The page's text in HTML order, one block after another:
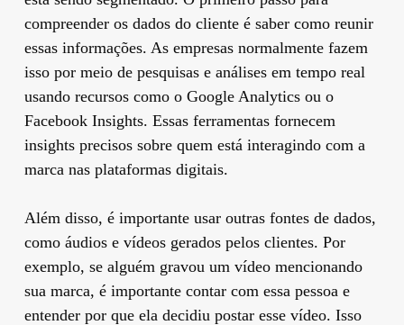
compreender os dados do cliente é saber como reunir
essas informações. As empresas normalmente fazem
isso por meio de pesquisas e análises em tempo real
usando recursos como o Google Analytics ou o
Facebook Insights. Essas ferramentas fornecem
insights precisos sobre quem está interagindo com a
marca nas plataformas digitais.
Além disso, é importante usar outras fontes de dados,
como áudios e vídeos gerados pelos clientes. Por
exemplo, se alguém gravou um vídeo mencionando
sua marca, é importante contar com essa pessoa e
entender por que ela decidiu postar esse vídeo. Isso